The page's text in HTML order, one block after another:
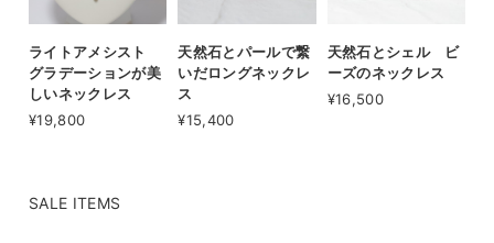
ライトアメシスト
グラデーションが美
しいネックレス
¥19,800
天然石とパールで繋
いだロングネックレ
ス
¥15,400
天然石とシェル ビ
ーズのネックレス
¥16,500
SALE ITEMS